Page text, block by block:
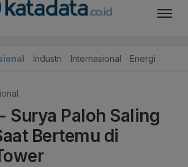
Industri Internasional Energi
Surya Paloh Saling
Bertemu di